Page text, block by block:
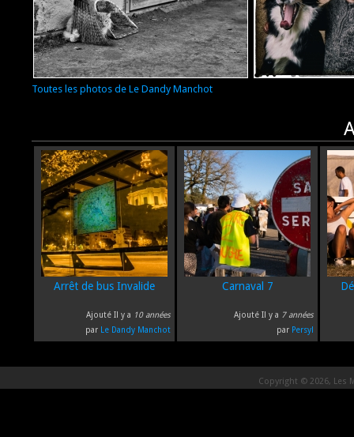
Le Dandy Manchot Le Dandy
Toutes les photos de Le Dandy Manchot
Arrêt de bus Invalide
Ajouté Il y a 10 années
par Le Dandy Manchot
Carnaval 7
Ajouté Il y a 7 années
par Persyl
Copyright © 2026, Les